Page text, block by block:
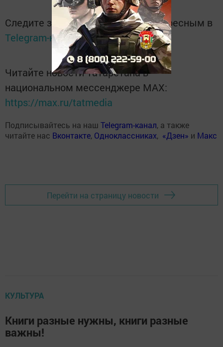
Следите за самым важным и интересным в
Telegram-каналеТатмедиа
Читайте новости Татарстана в
национальном мессенджере MАХ:
https://max.ru/tatmedia
Подписывайтесь на наш Telegram-канал, а также
читайте нас Вконтакте, Одноклассниках, «Дзен» и Макс
Перейти на страницу новости
КУЛЬТУРА
Книги разные нужны, книги разные
важны!